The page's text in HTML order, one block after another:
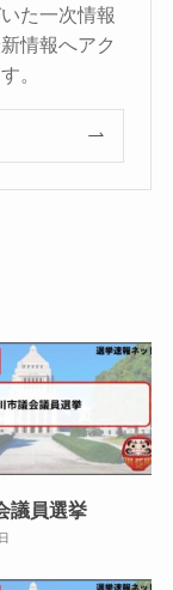
た一次情報
情報へアク
。
議員選挙